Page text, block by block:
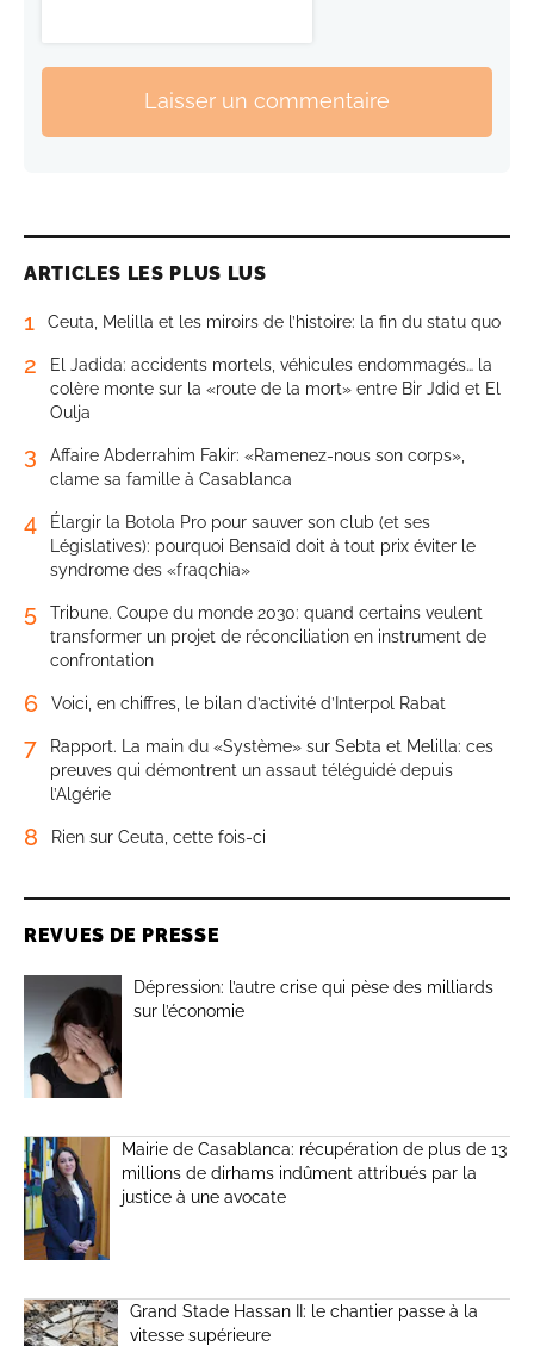
Laisser un commentaire
ARTICLES LES PLUS LUS
1 Ceuta, Melilla et les miroirs de l’histoire: la fin du statu quo
2
El Jadida: accidents mortels, véhicules endommagés… la
colère monte sur la «route de la mort» entre Bir Jdid et El
Oulja
3
Affaire Abderrahim Fakir: «Ramenez-nous son corps»,
clame sa famille à Casablanca
4
Élargir la Botola Pro pour sauver son club (et ses
Législatives): pourquoi Bensaïd doit à tout prix éviter le
syndrome des «fraqchia»
5
Tribune. Coupe du monde 2030: quand certains veulent
transformer un projet de réconciliation en instrument de
confrontation
6 Voici, en chiffres, le bilan d’activité d’Interpol Rabat
7
Rapport. La main du «Système» sur Sebta et Melilla: ces
preuves qui démontrent un assaut téléguidé depuis
l’Algérie
8 Rien sur Ceuta, cette fois-ci
REVUES DE PRESSE
Dépression: l’autre crise qui pèse des milliards
sur l’économie
Mairie de Casablanca: récupération de plus de 13
millions de dirhams indûment attribués par la
justice à une avocate
Grand Stade Hassan II: le chantier passe à la
vitesse supérieure